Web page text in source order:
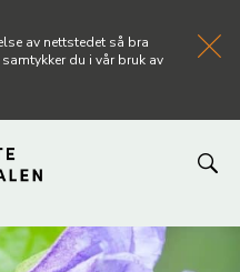
av nettstedet så bra
du i vår bruk av